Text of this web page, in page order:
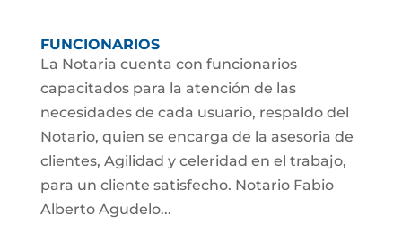
FUNCIONARIOS
La Notaria cuenta con funcionarios
capacitados para la atención de las
necesidades de cada usuario, respaldo del
Notario, quien se encarga de la asesoria de
clientes, Agilidad y celeridad en el trabajo,
para un cliente satisfecho. Notario Fabio
Alberto Agudelo...